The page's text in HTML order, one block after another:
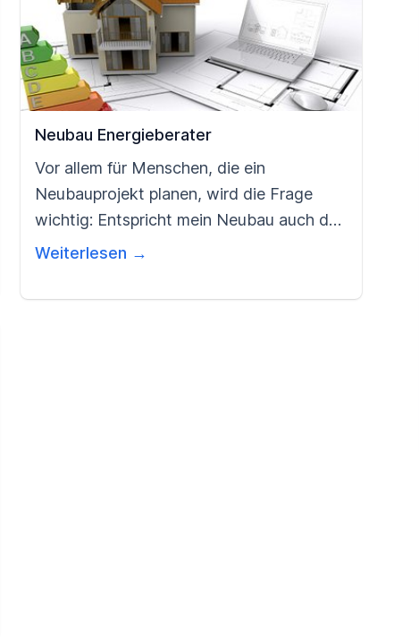
Neubau Energieberater
Vor allem für Menschen, die ein
Neubauprojekt planen, wird die Frage
wichtig: Entspricht mein Neubau auch den
geltenden Energieeffizienz-Richtlinien? Ist
neue Gebäude extrem schnell: Es gilt
Weiterlesen →